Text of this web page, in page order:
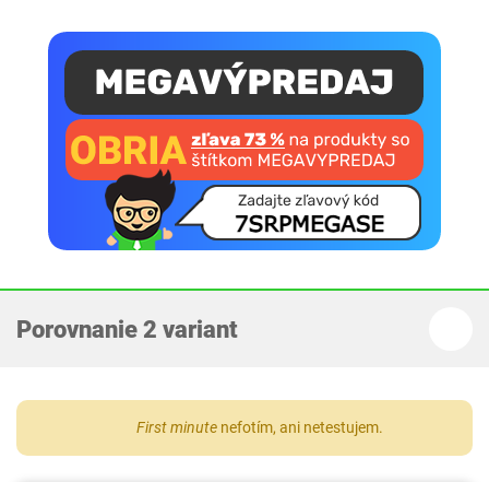
Porovnanie 2 variant
First minute nefotím, ani netestujem.